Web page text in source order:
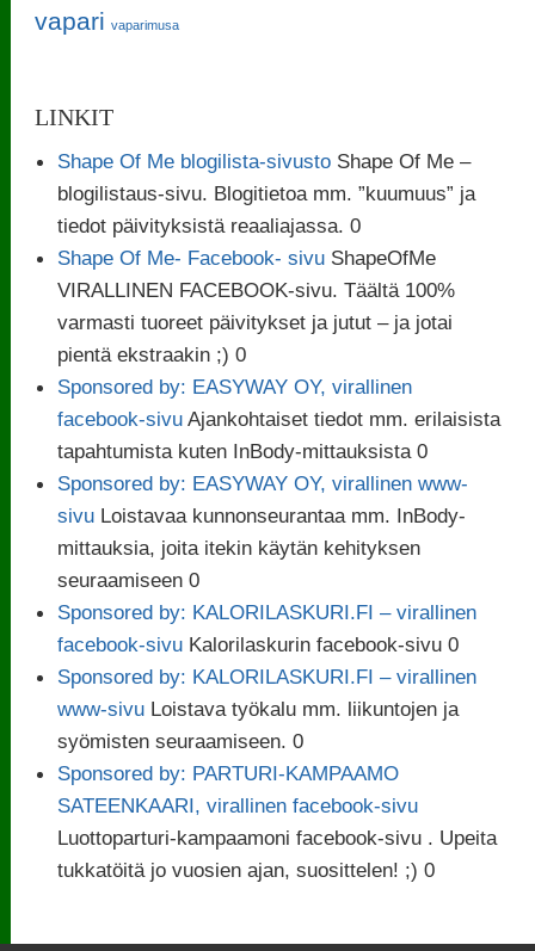
vapari vaparimusa
LINKIT
Shape Of Me blogilista-sivusto Shape Of Me –
blogilistaus-sivu. Blogitietoa mm. ”kuumuus” ja
tiedot päivityksistä reaaliajassa. 0
Shape Of Me- Facebook- sivu ShapeOfMe
VIRALLINEN FACEBOOK-sivu. Täältä 100%
varmasti tuoreet päivitykset ja jutut – ja jotai
pientä ekstraakin ;) 0
Sponsored by: EASYWAY OY, virallinen
facebook-sivu Ajankohtaiset tiedot mm. erilaisista
tapahtumista kuten InBody-mittauksista 0
Sponsored by: EASYWAY OY, virallinen www-
sivu Loistavaa kunnonseurantaa mm. InBody-
mittauksia, joita itekin käytän kehityksen
seuraamiseen 0
Sponsored by: KALORILASKURI.FI – virallinen
facebook-sivu Kalorilaskurin facebook-sivu 0
Sponsored by: KALORILASKURI.FI – virallinen
www-sivu Loistava työkalu mm. liikuntojen ja
syömisten seuraamiseen. 0
Sponsored by: PARTURI-KAMPAAMO
SATEENKAARI, virallinen facebook-sivu
Luottoparturi-kampaamoni facebook-sivu . Upeita
tukkatöitä jo vuosien ajan, suosittelen! ;) 0